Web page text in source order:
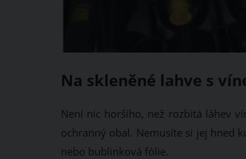
Na skleněné lahve s
Není nic horšího, než rozbitá láhev
ochranný obal. Nemusíte si jej hned
nebo bublinková fólie.